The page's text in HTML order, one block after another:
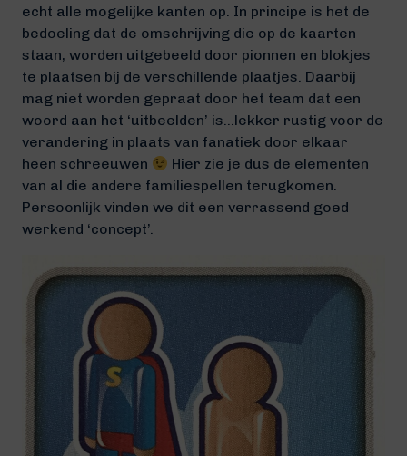
echt alle mogelijke kanten op. In principe is het de
bedoeling dat de omschrijving die op de kaarten
staan, worden uitgebeeld door pionnen en blokjes
te plaatsen bij de verschillende plaatjes. Daarbij
mag niet worden gepraat door het team dat een
woord aan het ‘uitbeelden’ is…lekker rustig voor de
verandering in plaats van fanatiek door elkaar
heen schreeuwen
Hier zie je dus de elementen
van al die andere familiespellen terugkomen.
Persoonlijk vinden we dit een verrassend goed
werkend ‘concept’.